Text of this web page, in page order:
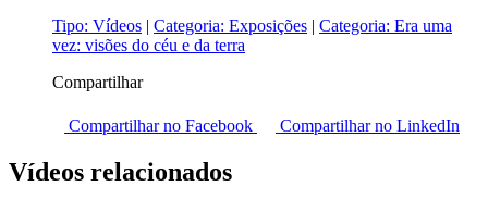
Tipo: Vídeos | Categoria: Exposições | Categoria: Era uma
vez: visões do céu e da terra
Compartilhar
Compartilhar no Facebook Compartilhar no LinkedIn
Vídeos relacionados